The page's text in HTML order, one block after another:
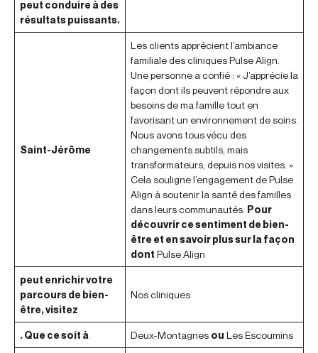
peut conduire à des
résultats puissants.
Saint-Jérôme
Les clients apprécient l’ambiance
familiale des cliniques Pulse Align.
Une personne a confié : « J’apprécie la
façon dont ils peuvent répondre aux
besoins de ma famille tout en
favorisant un environnement de soins.
Nous avons tous vécu des
changements subtils, mais
transformateurs, depuis nos visites. »
Cela souligne l’engagement de Pulse
Align à soutenir la santé des familles
dans leurs communautés. Pour
découvrir ce sentiment de bien-
être et en savoir plus sur la façon
dont Pulse Align
peut enrichir votre
parcours de bien-
être, visitez
Nos cliniques
. Que ce soit à Deux-Montagnes ou Les Escoumins